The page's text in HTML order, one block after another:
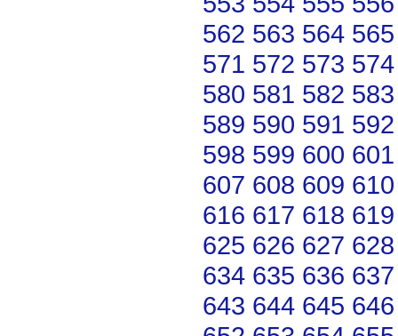
562 563 564 565
571 572 573 574
580 581 582 583
589 590 591 592
598 599 600 601
607 608 609 610
616 617 618 619
625 626 627 628
634 635 636 637
643 644 645 646